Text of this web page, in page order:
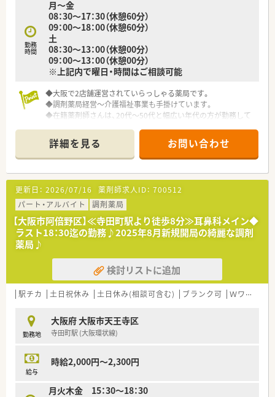
勤務
時間
月～金
08：30～17：30（休憩60分）
09：00～18：00（休憩60分）
土
08：30～13：00（休憩00分）
09：00～13：00（休憩00分）
※上記内で曜日・時間はご相談可能
◆大阪で2店舗運営されていらっしゃる薬局です。
◆調剤薬局経営～介護福祉事業も手掛けています。
◆在籍薬剤師さんは、20代～50代と幅広い年代の方が勤務して
◆未経験～ブランクの方も活躍中です！
詳細を見る お問い合わせ
更新日： 2026/07/16 薬剤師求人ID： 700512
パート・アルバイト
調剤薬局
【大阪市阿倍野区】≪寺田町駅より徒歩8分≫耳鼻科メイン◆
ラスト18：30迄の勤務♪2025年8月新規開局の綺麗な調剤
薬局♪
検討リストに追加
駅チカ 土日祝休み 土日休み(相談可含む) ブランク可 Ｗワーク可
勤務地
大阪府 大阪市天王寺区
寺田町駅 (大阪環状線)
給与
時給2,000円～2,300円
月火木金 15：30～18：30